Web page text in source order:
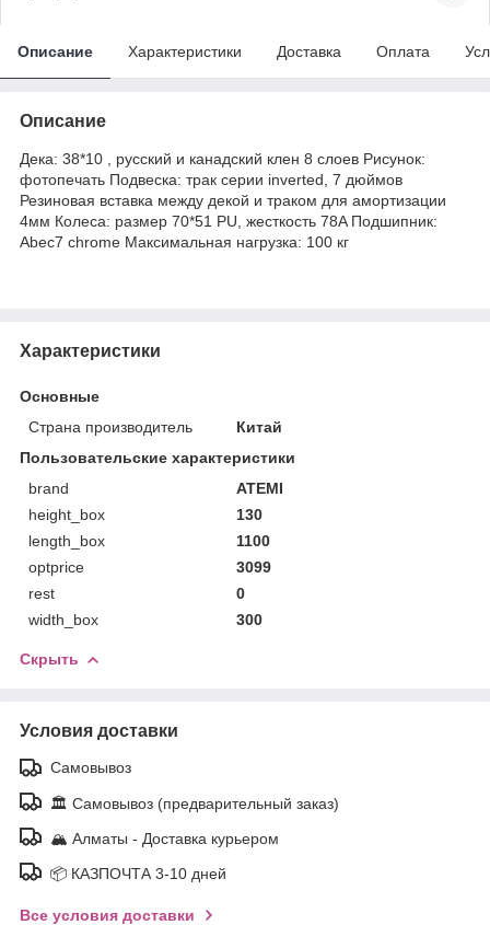
Описание Характеристики Доставка Оплата
Описание
Дека: 38*10 , русский и канадский клен 8 слоев Рисунок:
фотопечать Подвеска: трак серии inverted, 7 дюймов
Резиновая вставка между декой и траком для амортизации
4мм Колеса: размер 70*51 PU, жесткость 78A Подшипник:
Abec7 chrome Максимальная нагрузка: 100 кг
Характеристики
Основные
Страна производитель
Китай
Пользовательские характеристики
brand
ATEMI
height_box
130
length_box
1100
optprice
3099
rest
0
width_box
300
Скрыть
Условия доставки
Самовывоз
🏛️ Самовывоз (предварительный заказ)
🏔️ Алматы - Доставка курьером
📦 КАЗПОЧТА 3-10 дней
Все условия доставки